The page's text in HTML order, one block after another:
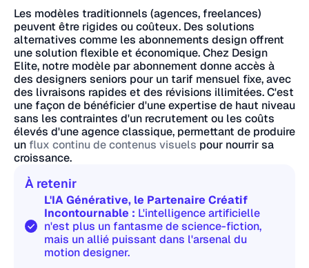
Les modèles traditionnels (agences, freelances)
peuvent être rigides ou coûteux. Des solutions
alternatives comme les abonnements design offrent
une solution flexible et économique. Chez Design
Elite, notre modèle par abonnement donne accès à
des designers seniors pour un tarif mensuel fixe, avec
des livraisons rapides et des révisions illimitées. C'est
une façon de bénéficier d'une expertise de haut niveau
sans les contraintes d'un recrutement ou les coûts
élevés d'une agence classique, permettant de produire
un flux continu de contenus visuels pour nourrir sa
croissance.
À retenir
L'IA Générative, le Partenaire Créatif
Incontournable : L'intelligence artificielle
n'est plus un fantasme de science-fiction,
mais un allié puissant dans l'arsenal du
motion designer.